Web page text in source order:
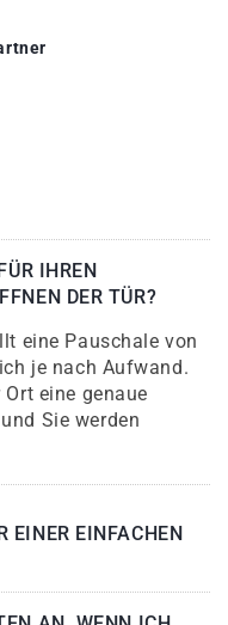
IHREN
DER TÜR?
eine Pauschale von
je nach Aufwand.
eine genaue
Sie werden
EINER EINFACHEN